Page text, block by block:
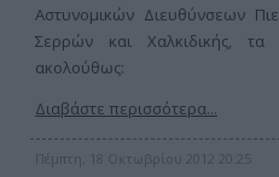
Αστυνομικών Διευθύνσεων
Σερρών και Χαλκιδικής,
ακολούθως:
Διαβάστε περισσότερα...
Πέμπτη, 18 Οκτωβρίου 2012 20:25